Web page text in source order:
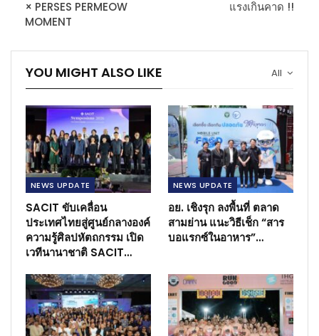
× PERSES PERMEOW
MOMENT
แรงเกินคาด !!
All
YOU MIGHT ALSO LIKE
NEWS​ UPDATE
SACIT ขับเคลื่อน
ประเทศไทยสู่ศูนย์กลางองค์
ความรู้ศิลปหัตถกรรม เปิด
เวทีนานาชาติ SACIT…
NEWS​ UPDATE
อย. เชิงรุก ลงพื้นที่ ตลาด
สามย่าน แนะวิธีเช็ก “สาร
บอแรกซ์ในอาหาร”…